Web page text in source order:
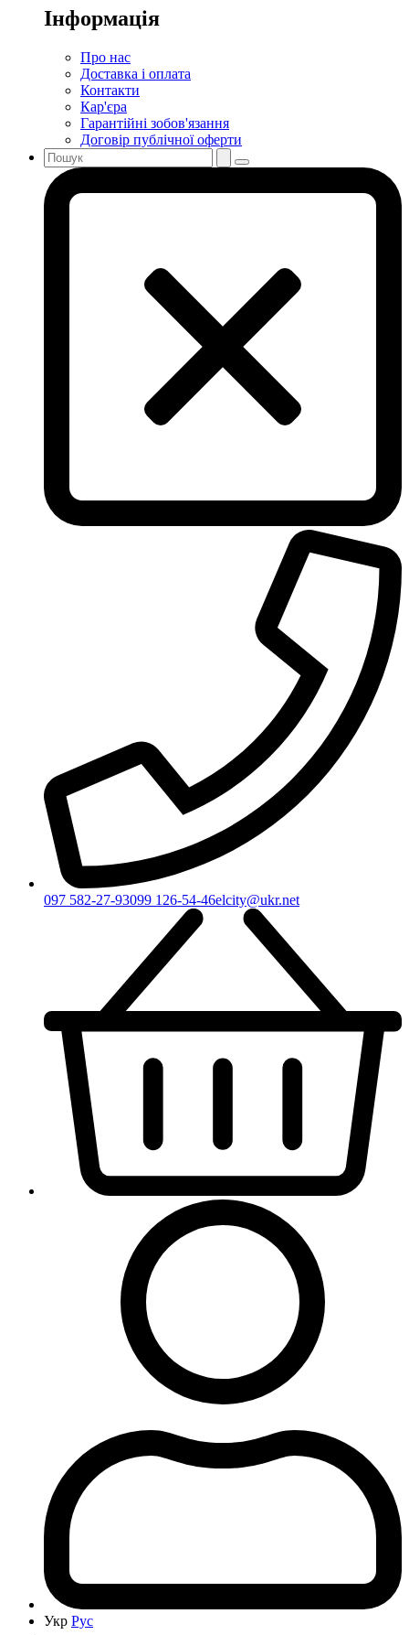
Інформація
Про нас
Доставка і оплата
Контакти
Кар'єра
Гарантійні зобов'язання
Договір публічної оферти
097 582-27-93099 126-54-46elcity@ukr.net
Укр Рус